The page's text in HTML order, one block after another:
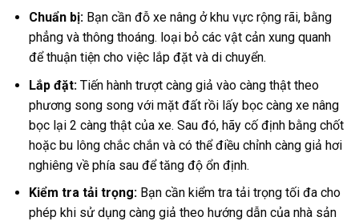
Chuẩn bị:Bạn cần đỗ xe nâng ở khu vực rộng rãi, bằng
phẳng và thông thoáng. loại bỏ các vật cản xung quanh
để thuận tiện cho việc lắp đặt và di chuyển.
Lắp đặt:Tiến hành trượt càng giả vào càng thật theo
phương song song với mặt đất rồi lấy bọc càng xe nâng
bọc lại 2 càng thật của xe. Sau đó, hãy cố định bằng chốt
hoặc bu lông chắc chắn và có thể điều chỉnh càng giả hơi
nghiêng về phía sau để tăng độ ổn định.
Kiểm tra tải trọng:Bạn cần kiểm tra tải trọng tối đa cho
phép khi sử dụng càng giả theo hướng dẫn của nhà sản